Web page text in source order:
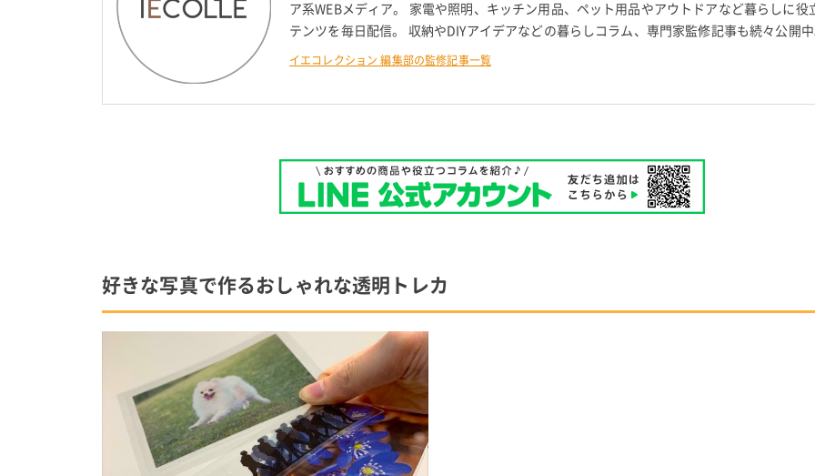
ア系WEBメディア。 家電や照明、キッチン用品、ペット用品やアウトドアなど暮らしに役
テンツを毎日配信。 収納やDIYアイデアなどの暮らしコラム、専門家監修記事も続々公開
イエコレクション 編集部の監修記事一覧
好きな写真で作るおしゃれな透明トレカ